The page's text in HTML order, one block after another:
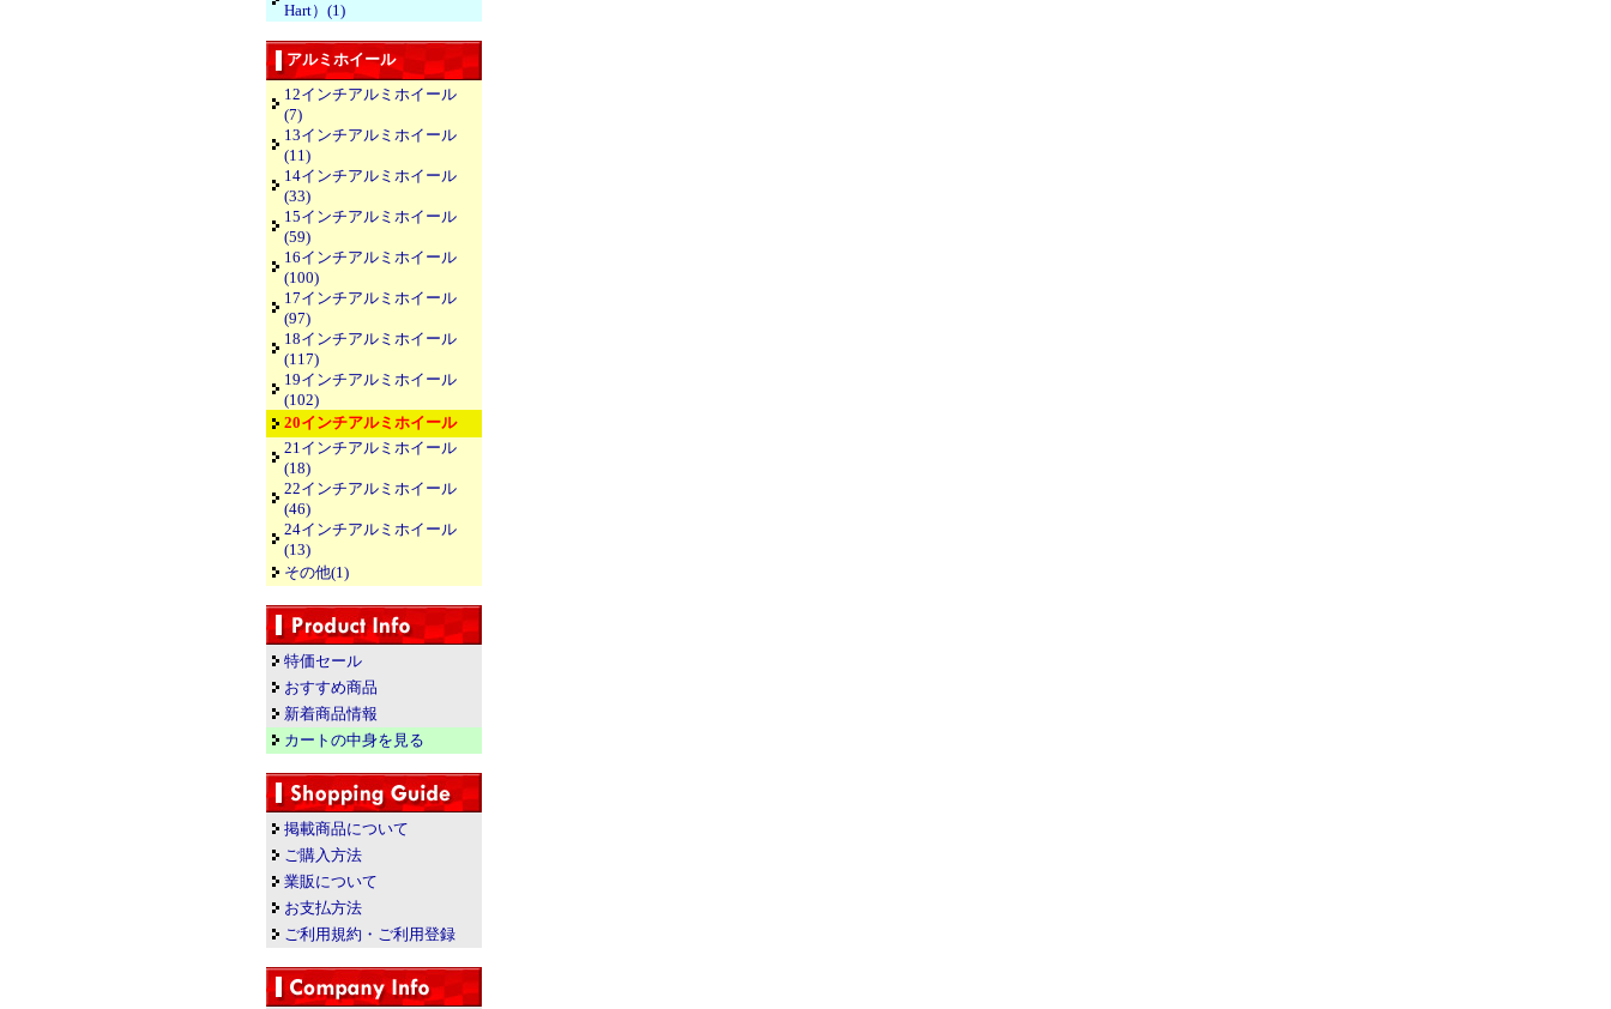
Hart）(1)
アルミホイール
12インチアルミホイール
(7)
13インチアルミホイール
(11)
14インチアルミホイール
(33)
15インチアルミホイール
(59)
16インチアルミホイール
(100)
17インチアルミホイール
(97)
18インチアルミホイール
(117)
19インチアルミホイール
(102)
20インチアルミホイール
21インチアルミホイール
(18)
22インチアルミホイール
(46)
24インチアルミホイール
(13)
その他(1)
特価セール
おすすめ商品
新着商品情報
カートの中身を見る
掲載商品について
ご購入方法
業販について
お支払方法
ご利用規約・ご利用登録